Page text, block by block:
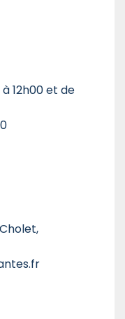
à 12h00 et de